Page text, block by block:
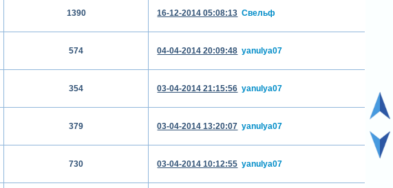
1390 16-12-2014 05:08:13 Свельф
574 04-04-2014 20:09:48 yanulya07
354 03-04-2014 21:15:56 yanulya07
379 03-04-2014 13:20:07 yanulya07
730 03-04-2014 10:12:55 yanulya07